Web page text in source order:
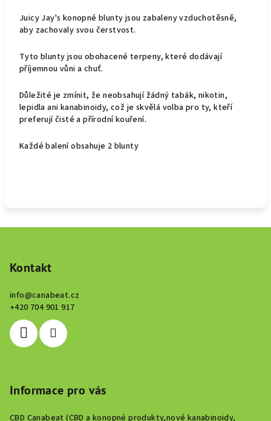
Juicy Jay's konopné blunty jsou zabaleny vzduchotěsně,
aby zachovaly svou čerstvost.
Tyto blunty jsou obohacené terpeny, které dodávají
příjemnou vůni a chuť.
Důležité je zmínit, že neobsahují žádný tabák, nikotin,
lepidla ani kanabinoidy, což je skvělá volba pro ty, kteří
preferují čisté a přírodní kouření.
Každé balení obsahuje 2 blunty
Kontakt
info@canabeat.cz
+420 704 901 917
Informace pro vás
CBD Canabeat (CBD a konopné produkty,nové kanabinoidy,